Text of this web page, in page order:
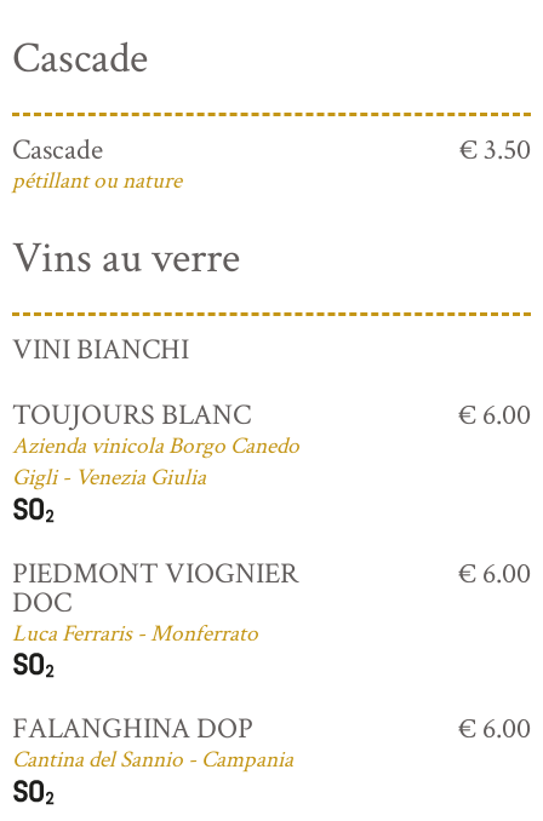
Cascade
Cascade
pétillant ou nature
€ 3.50
Vins au verre
VINI BIANCHI
TOUJOURS BLANC
Azienda vinicola Borgo Canedo
Gigli - Venezia Giulia
€ 6.00
PIEDMONT VIOGNIER
DOC
Luca Ferraris - Monferrato
€ 6.00
FALANGHINA DOP
Cantina del Sannio - Campania
€ 6.00